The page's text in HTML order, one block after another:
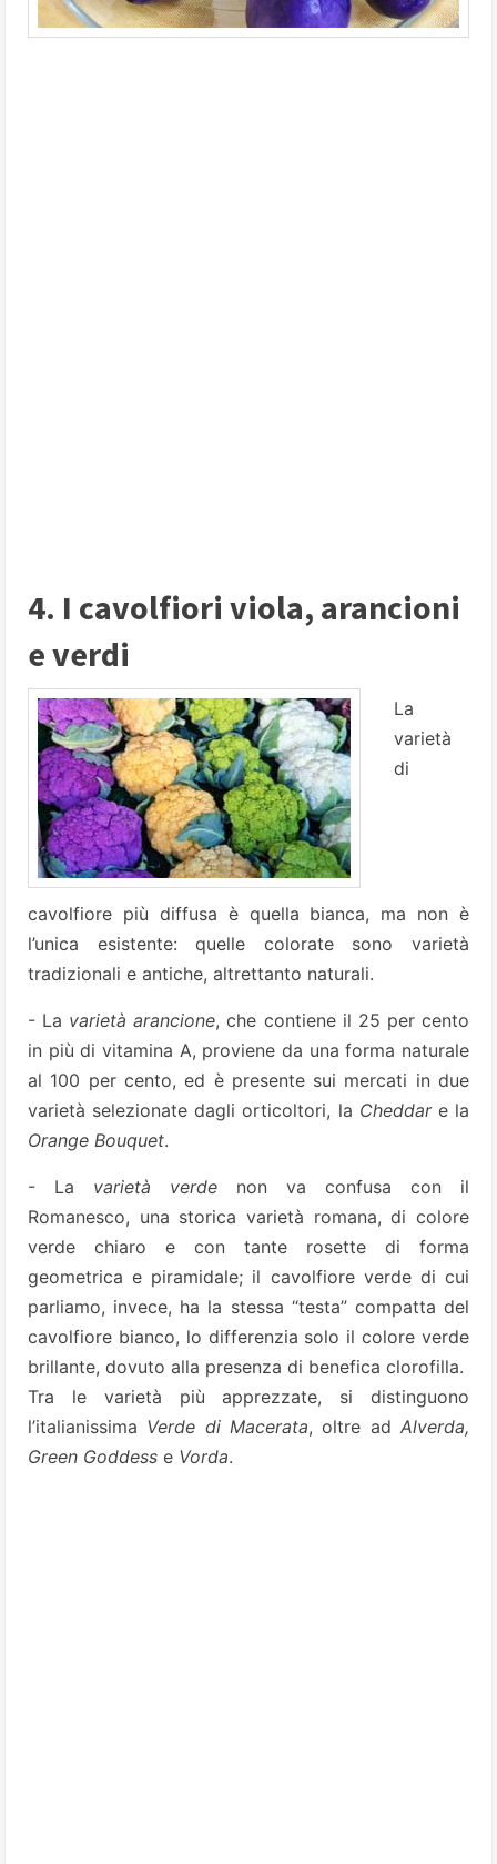
4. I cavolfiori viola, arancioni
e verdi
La
varietà
di
cavolfiore più diffusa è quella bianca, ma non è
l’unica esistente: quelle colorate sono varietà
tradizionali e antiche, altrettanto naturali.
- La varietà arancione, che contiene il 25 per cento
in più di vitamina A, proviene da una forma naturale
al 100 per cento, ed è presente sui mercati in due
varietà selezionate dagli orticoltori, la Cheddare la
Orange Bouquet.
- La varietà verde non va confusa con il
Romanesco, una storica varietà romana, di colore
verde chiaro e con tante rosette di forma
geometrica e piramidale; il cavolfiore verde di cui
parliamo, invece, ha la stessa “testa” compatta del
cavolfiore bianco, lo differenzia solo il colore verde
brillante, dovuto alla presenza di benefica clorofilla.
Tra le varietà più apprezzate, si distinguono
l’italianissima Verde di Macerata, oltre adAlverda,
Green Goddess e Vorda.